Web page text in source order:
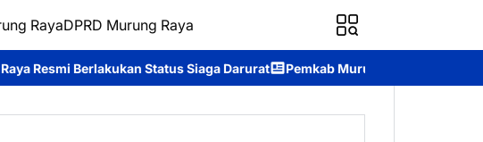
RayaDPRD Murung Raya
Siaga Darurat Pemkab Murung Raya Wisuda Sekolah Lansia “Gita